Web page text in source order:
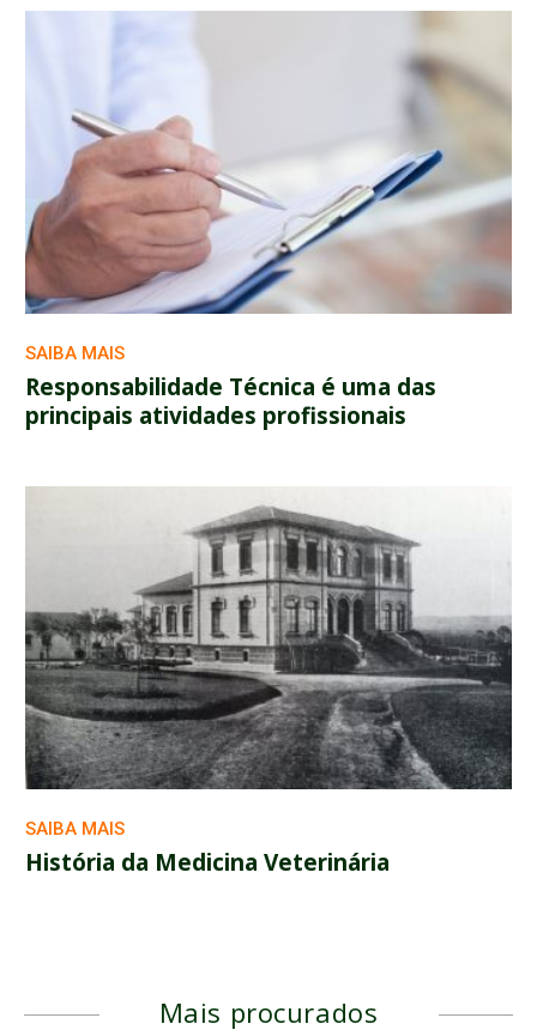
SAIBA MAIS
Responsabilidade Técnica é uma das
principais atividades profissionais
SAIBA MAIS
História da Medicina Veterinária
Mais procurados